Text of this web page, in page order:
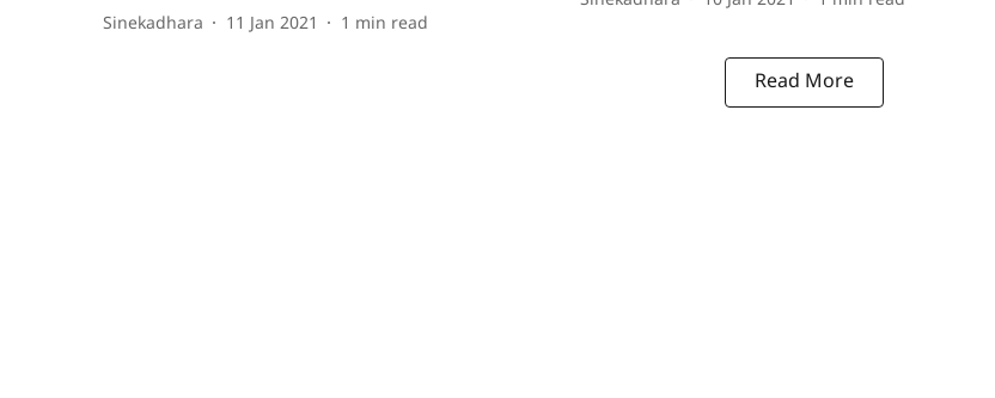
Sinekadhara 11 Jan 2021 1 min read
Read More